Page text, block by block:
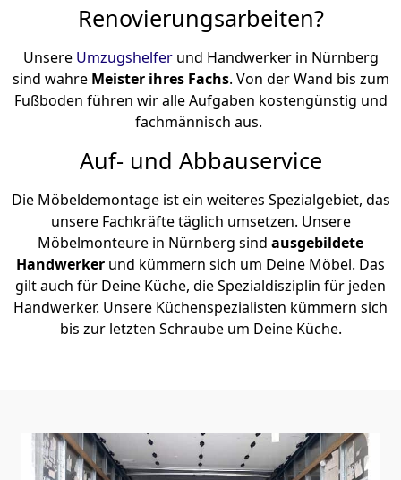
Renovierungsarbeiten?
Unsere Umzugshelferund Handwerker in Nürnberg
sind wahre Meister ihres Fachs. Von der Wand bis zum
Fußboden führen wir alle Aufgaben kostengünstig und
fachmännisch aus.
Auf- und Abbauservice
Die Möbeldemontage ist ein weiteres Spezialgebiet, das
unsere Fachkräfte täglich umsetzen. Unsere
Möbelmonteure in Nürnberg sind ausgebildete
Handwerker und kümmern sich um Deine Möbel. Das
gilt auch für Deine Küche, die Spezialdisziplin für jeden
Handwerker. Unsere Küchenspezialisten kümmern sich
bis zur letzten Schraube um Deine Küche.